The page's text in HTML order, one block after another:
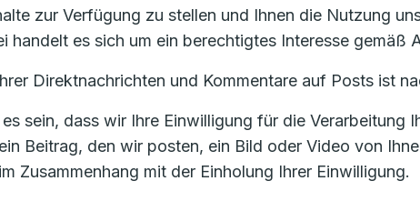
zur Verfügung zu stellen und Ihnen die Nutzung
handelt es sich um ein berechtigtes Interesse gemäß
Direktnachrichten und Kommentare auf Posts ist
sein, dass wir Ihre Einwilligung für die
Beitrag, den wir posten, ein Bild oder Video von
Zusammenhang mit der Einholung Ihrer Einwilligung.